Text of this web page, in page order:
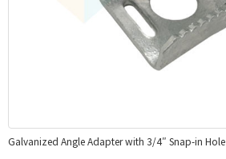
Galvanized Angle Adapter with 3/4″ Snap-in Hole